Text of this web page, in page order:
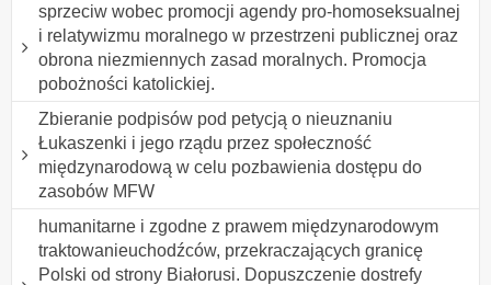
sprzeciw wobec promocji agendy pro-homoseksualnej
i relatywizmu moralnego w przestrzeni publicznej oraz
obrona niezmiennych zasad moralnych. Promocja
pobożności katolickiej.
Zbieranie podpisów pod petycją o nieuznaniu
Łukaszenki i jego rządu przez społeczność
międzynarodową w celu pozbawienia dostępu do
zasobów MFW
humanitarne i zgodne z prawem międzynarodowym
traktowanieuchodźców, przekraczających granicę
Polski od strony Białorusi. Dopuszczenie dostrefy